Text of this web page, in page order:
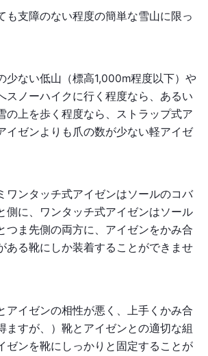
も支障のない程度の簡単な雪山に限っ
少ない低山（標高1,000m程度以下）や
スノーハイクに行く程度なら、あるい
の上を歩く程度なら、ストラップ式ア
イゼンよりも爪の数が少ない軽アイゼ
ワンタッチ式アイゼンはソールのコバ
側に、ワンタッチ式アイゼンはソール
つま先側の両方に、アイゼンをかみ合
ある靴にしか装着することができませ
アイゼンの相性が悪く、上手くかみ合
ますが、）靴とアイゼンとの適切な組
ゼンを靴にしっかりと固定することが